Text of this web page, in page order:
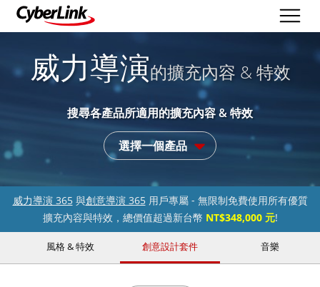
威力導演的擴充內容 & 特效
搜尋各產品所適用的擴充內容 & 特效
選擇一個產品
威力導演 365與創意導演 365用戶專屬 - 無限制免費使用所有優質
擴充內容與特效，總價值超過新台幣 NT$348,000 元!
風格 & 特效 創意設計套件 音樂